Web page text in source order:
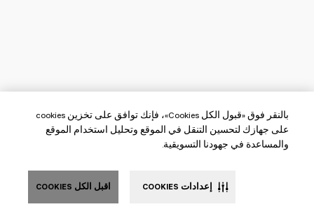
بالنقر فوق «قبول الكل Cookies»، فإنك توافق على تخزين cookies
على جهازك لتحسين التنقل في الموقع وتحليل استخدام الموقع
والمساعدة في جهودنا التسويقية.
اقبل الكل COOKIES إعدادات COOKIES